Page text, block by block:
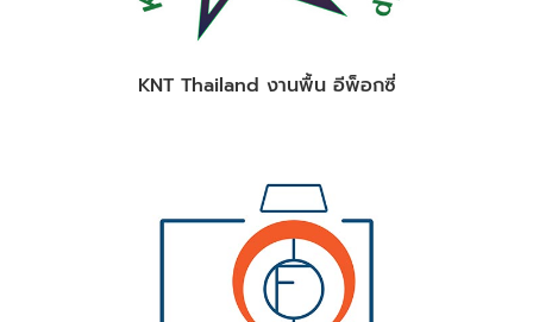
KNT Thailand งานพื้น อีพ็อกซี่